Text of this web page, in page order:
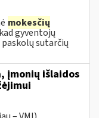
mokesčių
gyventojų
sutarčių
įmonių išlaidos